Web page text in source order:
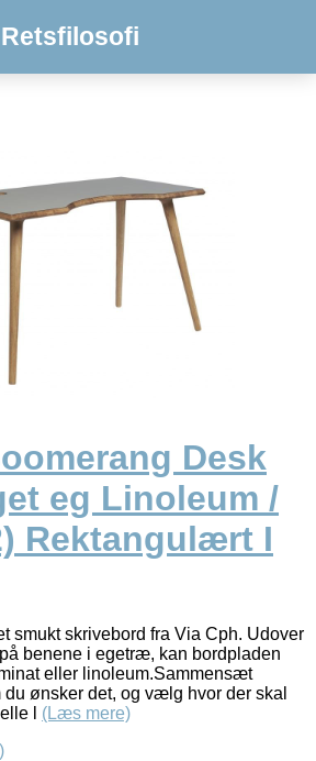
Retsfilosofi
Desk
eg Linoleum /
Rektangulært I
smukt skrivebord fra Via Cph. Udover
benene i egetræ, kan bordpladen
eller linoleum.Sammensæt
ønsker det, og vælg hvor der skal
l (Læs mere)